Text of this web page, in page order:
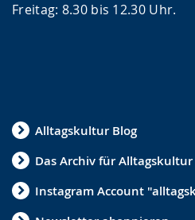
Freitag: 8.30 bis 12.30 Uhr.
Alltagskultur Blog
Das Archiv für Alltagskultur
Instagram Account